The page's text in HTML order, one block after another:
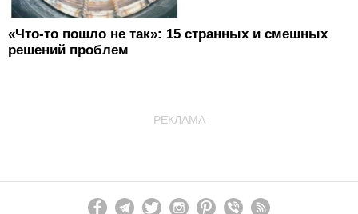
«Что-то пошло не так»: 15 странных и смешных
решений проблем
РЕКЛАМА